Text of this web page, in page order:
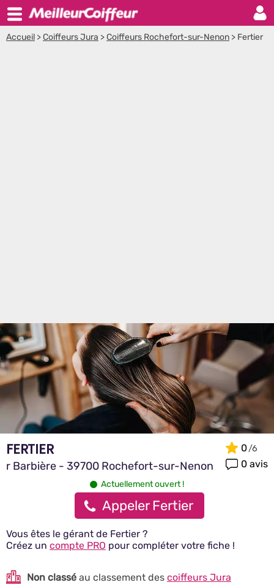
Accueil >Coiffeurs Jura >Coiffeurs Rochefort-sur-Nenon > Fertier
FERTIER
r Barbière - 39700 Rochefort-sur-Nenon
0
0 avis
Actuellement ouvert !
Appeler Fertier
Vous êtes le gérant de Fertier ?
Créez un compte PRO pour compléter votre fiche !
Non classé au classement des coiffeurs Jura